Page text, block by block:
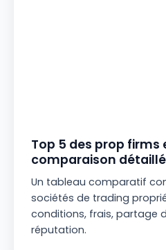
Top 5 des prop firms
comparaison
Un tableau comparatif
sociétés de trading
conditions, frais, partage
réputation.